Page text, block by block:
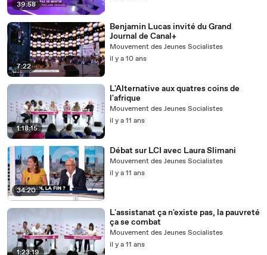
39:58
7:22
Benjamin Lucas invité du Grand
Journal de Canal+
Mouvement des Jeunes Socialistes
il y a 10 ans
1:18:15
L'Alternative aux quatres coins de
l'afrique
Mouvement des Jeunes Socialistes
il y a 11 ans
34:20
Débat sur LCI avec Laura Slimani
Mouvement des Jeunes Socialistes
il y a 11 ans
1:23:19
L'assistanat ça n'existe pas, la pauvreté
ça se combat
Mouvement des Jeunes Socialistes
il y a 11 ans